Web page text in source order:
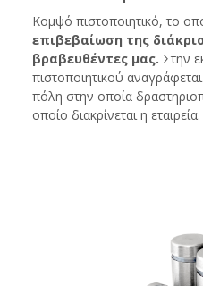
Κομψό πιστοποιητικό, το
επιβεβαίωση της
βραβευθέντες μας. Στην
πιστοποιητικού
πόλη στην οποία
οποίο διακρίνεται η εταιρεία.